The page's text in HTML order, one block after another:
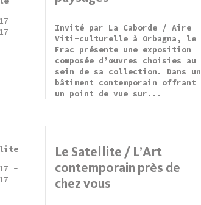
Invité par La Caborde / Aire
Viti-culturelle à Orbagna, le
Frac présente une exposition
composée d’œuvres choisies au
sein de sa collection. Dans un
bâtiment contemporain offrant
un point de vue sur...
-
Le Satellite / L’Art
contemporain près de
chez vous
-